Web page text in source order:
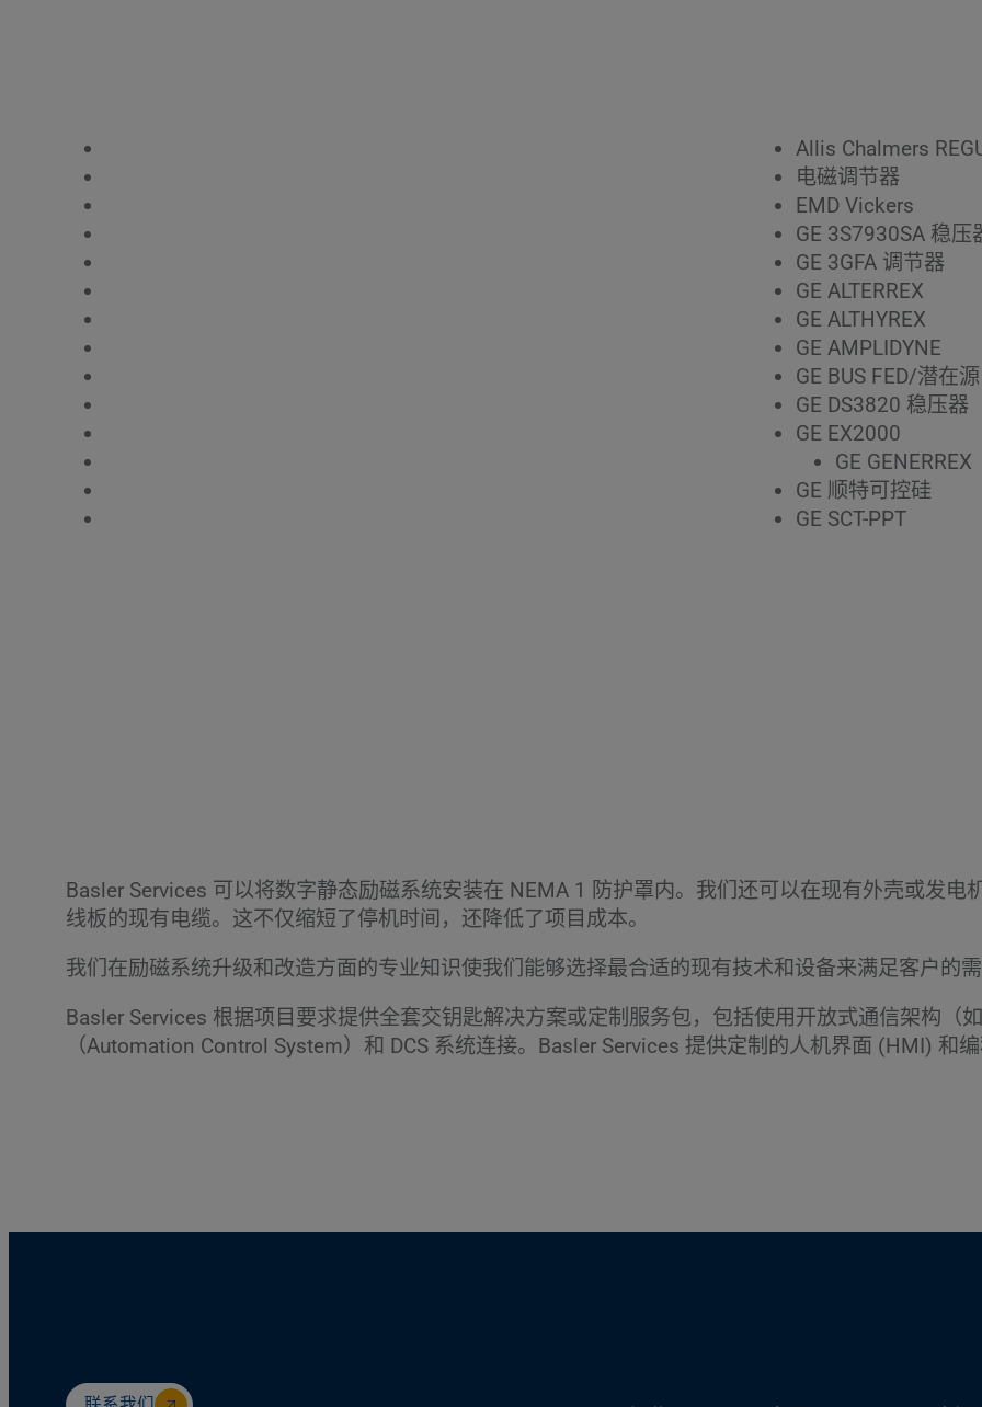
Allis Chalmers
电磁调节器
EMD Vickers
GE 3S7930SA 稳压
GE 3GFA 调节器
GE ALTERREX
GE ALTHYREX
GE AMPLIDYNE
GE BUS FED/潜在源
GE DS3820 稳压器
GE EX2000
GE GENERREX
GE 顺特可控硅
GE SCT-PPT
Basler Services 可以将数字静态励磁系统安装在 NEMA 1 防护罩内。我们还可以在现有外壳或发电
线板的现有电缆。这不仅缩短了停机时间，还降低了项目成本。
我们在励磁系统升级和改造方面的专业知识使我们能够选择最合适的现有技术和设备来满足客户的需
Basler Services 根据项目要求提供全套交钥匙解决方案或定制服务包，包括使用开放式通信架构
（Automation Control System）和 DCS 系统连接。Basler Services 提供定制的人机界面 (HMI) 和